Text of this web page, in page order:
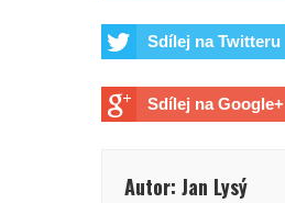
Sdílej na Twitteru
Sdílej na Google+
Autor: Jan Lysý